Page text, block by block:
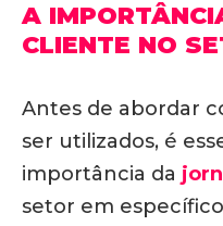
A
CLIENTE NO
Antes de abordar
ser utilizados, é
importância da
setor em